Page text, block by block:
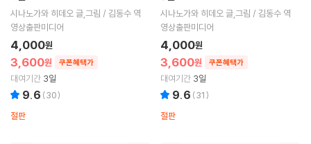
시나노가와 히데오 글,그림 / 김동수 역
영상출판미디어
3,600원 쿠폰혜택가
4,000원
대여기간 3일
9.6 (30)
절판
시나노가와 히데오 글,그림 / 김동수 역
영상출판미디어
3,600원 쿠폰혜택가
4,000원
대여기간 3일
9.6 (31)
절판